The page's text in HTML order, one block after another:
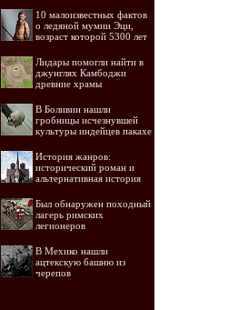
10 малоизвестных фактов
о ледяной мумии Эци,
возраст которой 5300 лет
Лидары помогли найти в
джунглях Камбоджи
древние храмы
В Боливии нашли
гробницы исчезнувшей
культуры индейцев пакахе
История жанров:
исторический роман и
альтернативная история
Был обнаружен походный
лагерь римских
легионеров
В Мехико нашли
ацтекскую башню из
черепов